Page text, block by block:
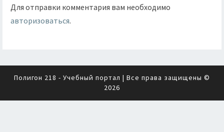
Для отправки комментария вам необходимо
авторизоваться.
Полигон 218 - Учебный портал | Все права защищены ©
2026